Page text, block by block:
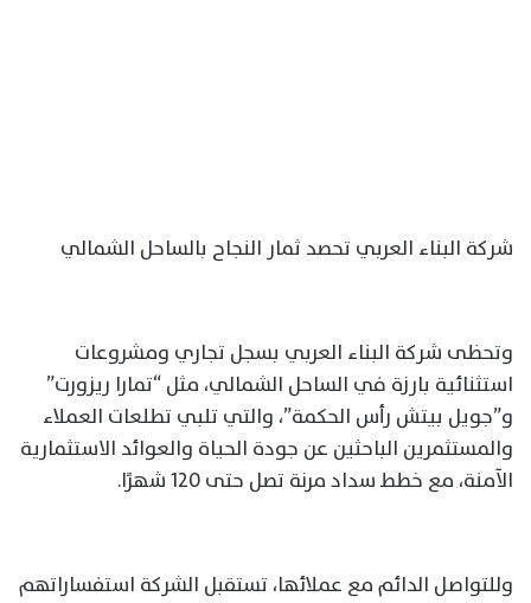
شركة البناء العربي تحصد ثمار النجاح بالساحل الشمالي
وتحظى شركة البناء العربي بسجل تجاري ومشروعات
استثنائية بارزة في الساحل الشمالي، مثل “تمارا ريزورت”
و”جويل بيتش رأس الحكمة”، والتي تلبي تطلعات العملاء
والمستثمرين الباحثين عن جودة الحياة والعوائد الاستثمارية
الآمنة، مع خطط سداد مرنة تصل حتى 120 شهرًا.
وللتواصل الدائم مع عملائها، تستقبل الشركة استفساراتهم